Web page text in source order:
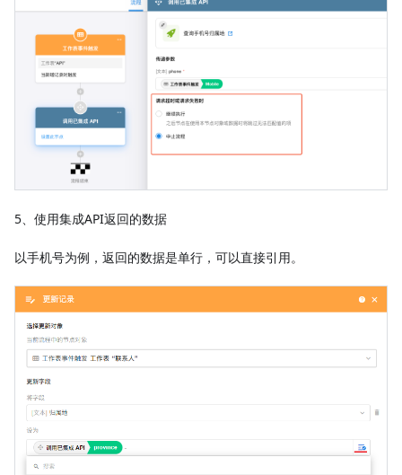
5、使用集成API返回的数据
以手机号为例，返回的数据是单行，可以直接引用。